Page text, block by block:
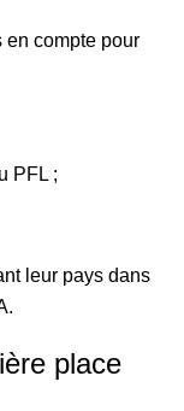
en compte pour
PFL ;
leur pays dans
place